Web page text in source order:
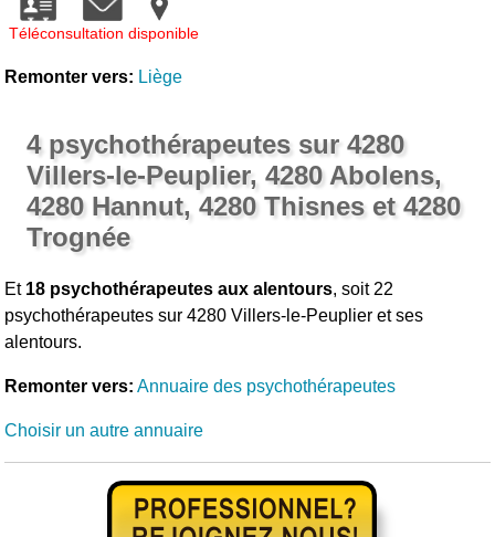
Téléconsultation disponible
Remonter vers: Liège
4 psychothérapeutes sur 4280
Villers-le-Peuplier, 4280 Abolens,
4280 Hannut, 4280 Thisnes et 4280
Trognée
Et 18 psychothérapeutes aux alentours, soit 22
psychothérapeutes sur 4280 Villers-le-Peuplier et ses
alentours.
Remonter vers: Annuaire des psychothérapeutes
Choisir un autre annuaire